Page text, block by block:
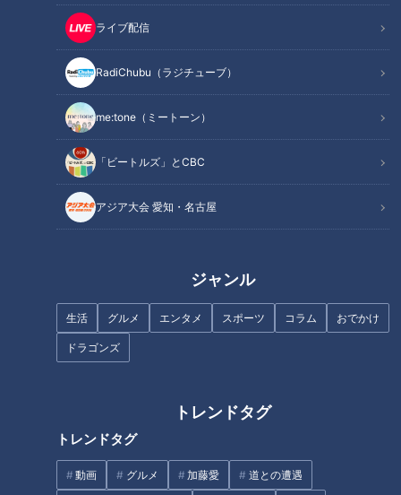
ライブ配信
RadiChubu（ラジチューブ）
me:tone（ミートーン）
「ビートルズ」とCBC
アジア大会 愛知・名古屋
ジャンル
生活 グルメ エンタメ スポーツ コラム おでかけ
ドラゴンズ
トレンドタグ
トレンドタグ
動画 グルメ 加藤愛 道との遭遇
この記事を見たあなたへのおすすめ
「大切にしてくれるのかな？」
好きになりかけてるのに、信じ
きれない…悩める乙女×チャラ男
の恋の行方は？
上グラドル距離は縮まる？
ゆうまの恋ロケリベンジ！チャ
ラ男卒業なるか？登山ロケで恋
の予感♡
理想は田中みな実さんのような